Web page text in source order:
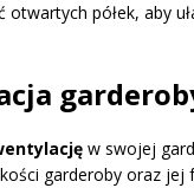
półek, aby
w swojej
garderoby oraz jej